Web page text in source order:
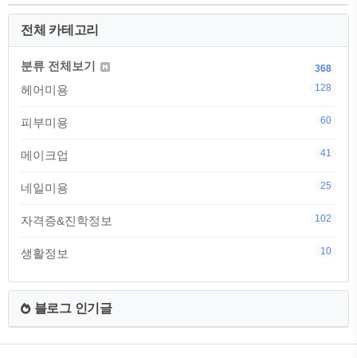
전체 카테고리
분류 전체보기 368
헤어미용 128
피부미용 60
메이크업 41
네일미용 25
자격증&진학정보 102
생활정보 10
블로그 인기글